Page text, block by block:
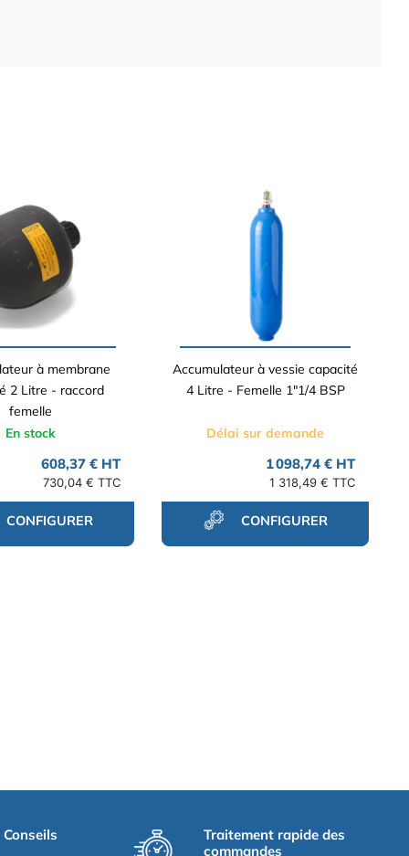
à membrane
2 Litre - raccord
femelle
En stock
608,37 € HT
730,04 € TTC
CONFIGURER
Accumulateur à vessie capacité
4 Litre - Femelle 1"1/4 BSP
Délai sur demande
1 098,74 € HT
1 318,49 € TTC
CONFIGURER
Traitement rapide des
commandes